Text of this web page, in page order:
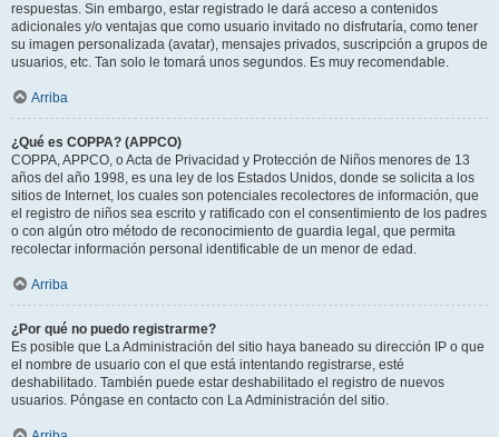
respuestas. Sin embargo, estar registrado le dará acceso a contenidos
adicionales y/o ventajas que como usuario invitado no disfrutaría, como tener
su imagen personalizada (avatar), mensajes privados, suscripción a grupos de
usuarios, etc. Tan solo le tomará unos segundos. Es muy recomendable.
Arriba
¿Qué es COPPA? (APPCO)
COPPA, APPCO, o Acta de Privacidad y Protección de Niños menores de 13
años del año 1998, es una ley de los Estados Unidos, donde se solicita a los
sitios de Internet, los cuales son potenciales recolectores de información, que
el registro de niños sea escrito y ratificado con el consentimiento de los padres
o con algún otro método de reconocimiento de guardia legal, que permita
recolectar información personal identificable de un menor de edad.
Arriba
¿Por qué no puedo registrarme?
Es posible que La Administración del sitio haya baneado su dirección IP o que
el nombre de usuario con el que está intentando registrarse, esté
deshabilitado. También puede estar deshabilitado el registro de nuevos
usuarios. Póngase en contacto con La Administración del sitio.